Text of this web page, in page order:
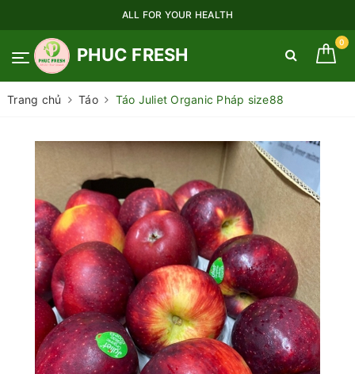
ALL FOR YOUR HEALTH
PHUC FRESH
0
Trang chủ Táo Táo Juliet Organic Pháp size88